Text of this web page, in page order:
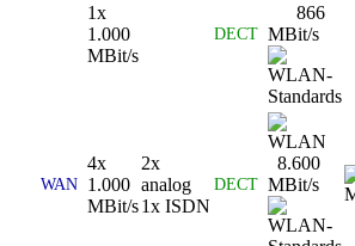
1x
1.000
MBit/s
DECT
866
MBit/s
WAN
4x
1.000
MBit/s
2x
analog
1x ISDN
DECT
8.600
MBit/s